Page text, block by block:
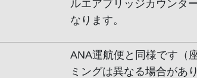
ルエアブリッジカウンタ
なります。
ANA運航便と同様です（
ミングは異なる場合があ